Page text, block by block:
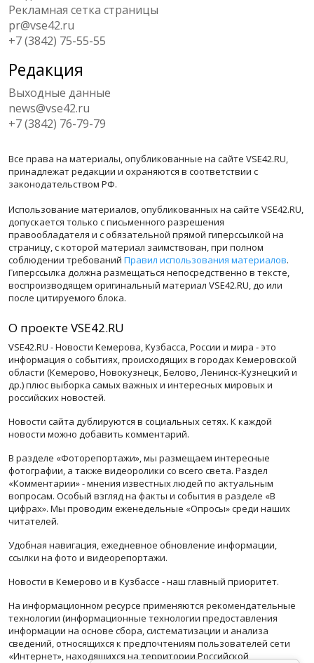
Рекламная сетка страницы
pr@vse42.ru
+7 (3842) 75-55-55
Редакция
Выходные данные
news@vse42.ru
+7 (3842) 76-79-79
Все права на материалы, опубликованные на сайте VSE42.RU,
принадлежат редакции и охраняются в соответствии с
законодательством РФ.
Использование материалов, опубликованных на сайте VSE42.RU,
допускается только с письменного разрешения
правообладателя и с обязательной прямой гиперссылкой на
страницу, с которой материал заимствован, при полном
соблюдении требований Правил использования материалов.
Гиперссылка должна размещаться непосредственно в тексте,
воспроизводящем оригинальный материал VSE42.RU, до или
после цитируемого блока.
О проекте VSE42.RU
VSE42.RU - Новости Кемерова, Кузбасса, России и мира - это
информация о событиях, происходящих в городах Кемеровской
области (Кемерово, Новокузнецк, Белово, Ленинск-Кузнецкий и
др.) плюс выборка самых важных и интересных мировых и
российских новостей.
Новости сайта дублируются в социальных сетях. К каждой
новости можно добавить комментарий.
В разделе «Фоторепортажи», мы размещаем интересные
фотографии, а также видеоролики со всего света. Раздел
«Комментарии» - мнения известных людей по актуальным
вопросам. Особый взгляд на факты и события в разделе «В
цифрах». Мы проводим еженедельные «Опросы» среди наших
читателей.
Удобная навигация, ежедневное обновление информации,
ссылки на фото и видеорепортажи.
Новости в Кемерово и в Кузбассе - наш главный приоритет.
На информационном ресурсе применяются рекомендательные
технологии (информационные технологии предоставления
информации на основе сбора, систематизации и анализа
сведений, относящихся к предпочтениям пользователей сети
«Интернет», находящихся на территории Российской